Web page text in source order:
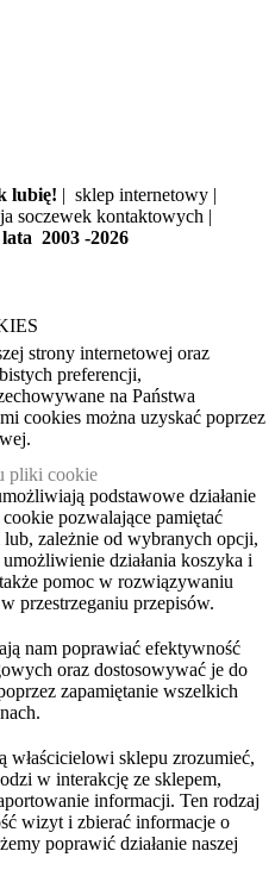
lubię! | sklep internetowy |
soczewek kontaktowych |
2003 -2026
strony internetowej oraz
preferencji,
na Państwa
cookies można uzyskać poprzez
pliki cookie
podstawowe działanie
pozwalające pamiętać
zależnie od wybranych opcji,
działania koszyka i
pomoc w rozwiązywaniu
przestrzeganiu przepisów.
nam poprawiać efektywność
oraz dostosowywać je do
zapamiętanie wszelkich
właścicielowi sklepu zrozumieć,
w interakcję ze sklepem,
informacji. Ten rodzaj
wizyt i zbierać informacje o
poprawić działanie naszej